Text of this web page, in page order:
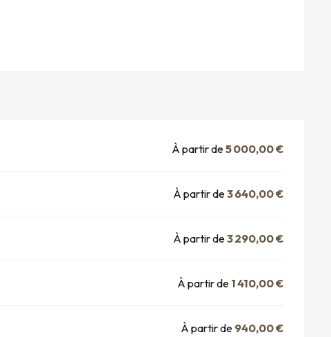
À partir de5 000,00 €
À partir de3 640,00 €
À partir de3 290,00 €
À partir de 1 410,00 €
À partir de 940,00 €